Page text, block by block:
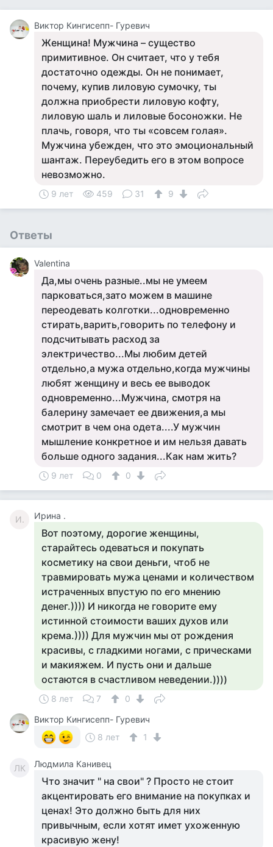
Виктор Кингисепп- Гуревич
Женщина! Мужчина – существо
примитивное. Он считает, что у тебя
достаточно одежды. Он не понимает,
почему, купив лиловую сумочку, ты
должна приобрести лиловую кофту,
лиловую шаль и лиловые босоножки. Не
плачь, говоря, что ты «совсем голая».
Мужчина убежден, что это эмоциональный
шантаж. Переубедить его в этом вопросе
невозможно.
9 лет 459 31 9
Ответы
Valentina
Да,мы очень разные..мы не умеем
парковаться,зато можем в машине
переодевать колготки...одновременно
стирать,варить,говорить по телефону и
подсчитывать расход за
электричество...Мы любим детей
отдельно,а мужа отдельно,когда мужчины
любят женщину и весь ее выводок
одновременно...Мужчина, смотря на
балерину замечает ее движения,а мы
смотрит в чем она одета....У мужчин
мышление конкретное и им нельзя давать
больше одного задания...Как нам жить?
9 лет 0 0
И. Ирина .
Вот поэтому, дорогие женщины,
старайтесь одеваться и покупать
косметику на свои деньги, чтоб не
травмировать мужа ценами и количеством
истраченных впустую по его мнению
денег.)))) И никогда не говорите ему
истинной стоимости ваших духов или
крема.)))) Для мужчин мы от рождения
красивы, с гладкими ногами, с прическами
и макияжем. И пусть они и дальше
остаются в счастливом неведении.))))
8 лет 7
0
Виктор Кингисепп- Гуревич
8 лет
1
ЛК Людмила Канивец
Что значит " на свои" ? Просто не стоит
акцентировать его внимание на покупках и
ценах! Это должно быть для них
привычным, если хотят имет ухоженную
красивую жену!